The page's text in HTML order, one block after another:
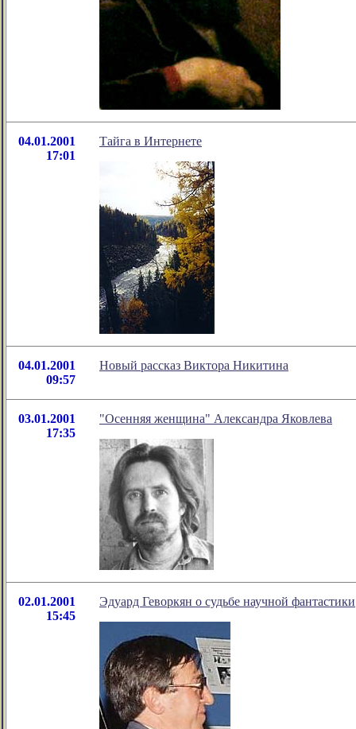
04.01.2001
17:01
Тайга в Интернете
04.01.2001
09:57
Новый рассказ Виктора Никитина
03.01.2001
17:35
"Осенняя женщина" Александра Яковлева
02.01.2001
15:45
Эдуард Геворкян о судьбе научной фантастики